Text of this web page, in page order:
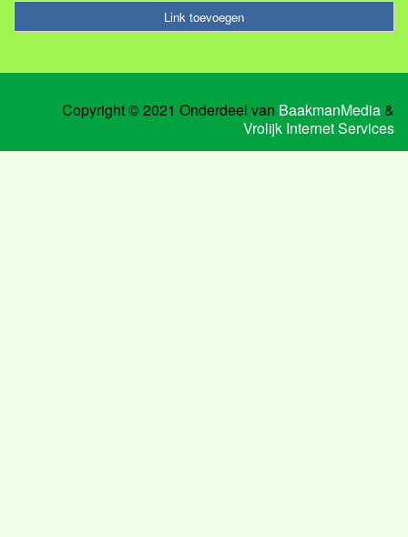
Link toevoegen
Copyright © 2021 Onderdeel van BaakmanMedia &
Vrolijk Internet Services